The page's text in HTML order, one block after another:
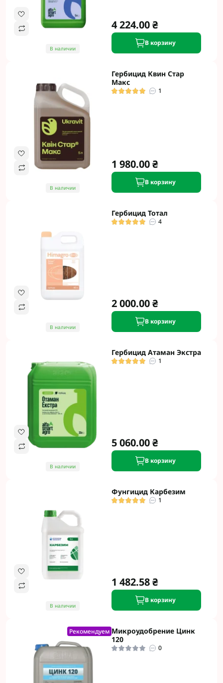
В наличии
4 224.00 ₴
В корзину
В наличии
Гербицид Квин Стар
Макс
1
1 980.00 ₴
В корзину
В наличии
Гербицид Тотал
4
2 000.00 ₴
В корзину
В наличии
Гербицид Атаман Экстра
1
5 060.00 ₴
В корзину
В наличии
Фунгицид Карбезим
1
1 482.58 ₴
В корзину
Рекомендуем Микроудобрение Цинк
120
0